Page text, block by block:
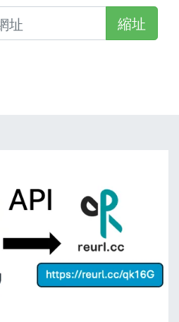
縮址